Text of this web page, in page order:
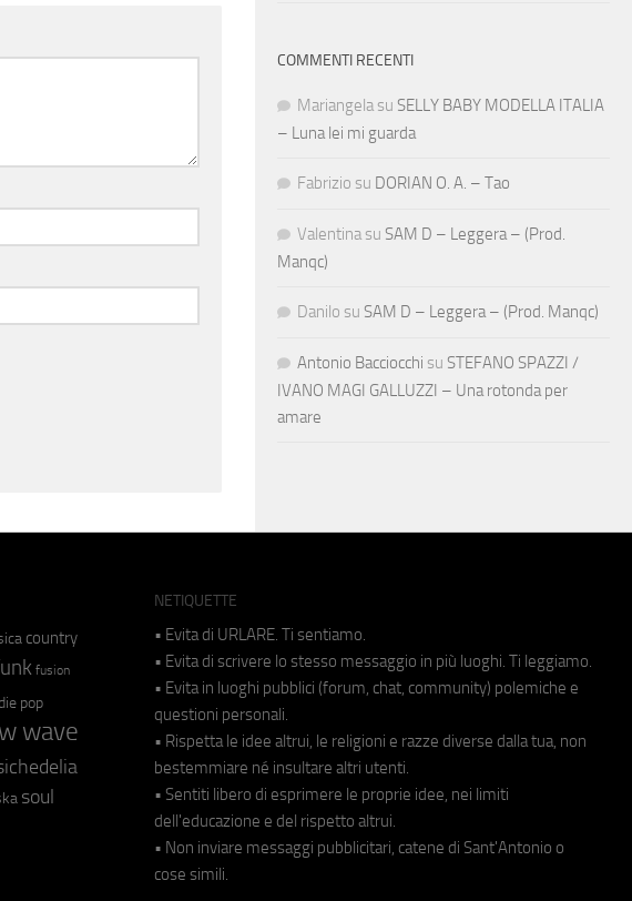
COMMENTI RECENTI
Mariangela su SELLY BABY MODELLA ITALIA
– Luna lei mi guarda
Fabrizio su DORIAN O. A. – Tao
Valentina su SAM D – Leggera – (Prod.
Manqc)
Danilo su SAM D – Leggera – (Prod. Manqc)
Antonio Bacciocchi su STEFANO SPAZZI /
IVANO MAGI GALLUZZI – Una rotonda per
amare
country
fusion
pop
wave
soul
NETIQUETTE
• Evita di URLARE. Ti sentiamo.
• Evita di scrivere lo stesso messaggio in più luoghi. Ti leggiamo.
• Evita in luoghi pubblici (forum, chat, community) polemiche e
questioni personali.
• Rispetta le idee altrui, le religioni e razze diverse dalla tua, non
bestemmiare né insultare altri utenti.
• Sentiti libero di esprimere le proprie idee, nei limiti
dell'educazione e del rispetto altrui.
• Non inviare messaggi pubblicitari, catene di Sant'Antonio o
cose simili.